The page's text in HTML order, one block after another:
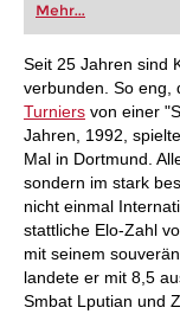
Mehr...
Seit 25 Jahren sind
verbunden. So eng,
Turniers von einer
Jahren, 1992,
Mal in Dortmund.
sondern im stark
nicht einmal
stattliche Elo-Zahl
mit seinem
landete er mit 8,5
Smbat Lputian und